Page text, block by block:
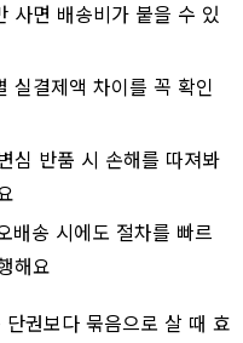
사면 배송비가 붙을 수 있
실결제액 차이를 꼭 확인
심 반품 시 손해를 따져봐
배송 시에도 절차를 빠르
해요
권보다 묶음으로 살 때 효